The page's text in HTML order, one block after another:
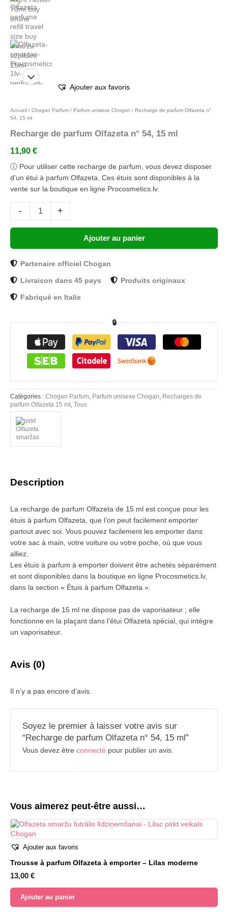
Ajouter aux favoris
Accueil / Chogan Parfum / Parfum unisexe Chogan / Recharge de parfum Olfazeta n°
54, 15 ml
Recharge de parfum Olfazeta n° 54, 15 ml
11,90 €
ⓘ Pour utiliser cette recharge de parfum, vous devez disposer
d’un étui à parfum Olfazeta. Ces étuis sont disponibles à la
vente sur la boutique en ligne Procosmetics.lv.
- +
Ajouter au panier
Partenaire officiel Chogan
Livraison dans 45 pays Produits originaux
Fabriqué en Italie
🔒
Catégories : Chogan Parfum, Parfum unisexe Chogan, Recharges de
parfum Olfazeta 15 ml , Tous
Description
La recharge de parfum Olfazeta de 15 ml est conçue pour les
étuis à parfum Olfazeta, que l’on peut facilement emporter
partout avec soi. Vous pouvez facilement les emporter dans
votre sac à main, votre voiture ou votre poche, où que vous
alliez.
Les étuis à parfum à emporter doivent être achetés séparément
et sont disponibles dans la boutique en ligne Procosmetics.lv,
dans la section « Étuis à parfum Olfazeta ».
La recharge de 15 ml ne dispose pas de vaporisateur ; elle
fonctionne en la plaçant dans l’étui Olfazeta spécial, qui intègre
un vaporisateur.
Avis (0)
Il n’y a pas encore d’avis.
Soyez le premier à laisser votre avis sur
“Recharge de parfum Olfazeta n° 54, 15 ml”
Vous devez être connecté pour publier un avis.
Vous aimerez peut-être aussi…
Ajouter aux favoris
Trousse à parfum Olfazeta à emporter – Lilas moderne
13,00 €
Ajouter au panier